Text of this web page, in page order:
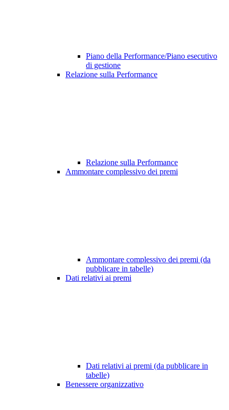
Piano della Performance/Piano esecutivo
di gestione
Relazione sulla Performance
Relazione sulla Performance
Ammontare complessivo dei premi
Ammontare complessivo dei premi (da
pubblicare in tabelle)
Dati relativi ai premi
Dati relativi ai premi (da pubblicare in
tabelle)
Benessere organizzativo